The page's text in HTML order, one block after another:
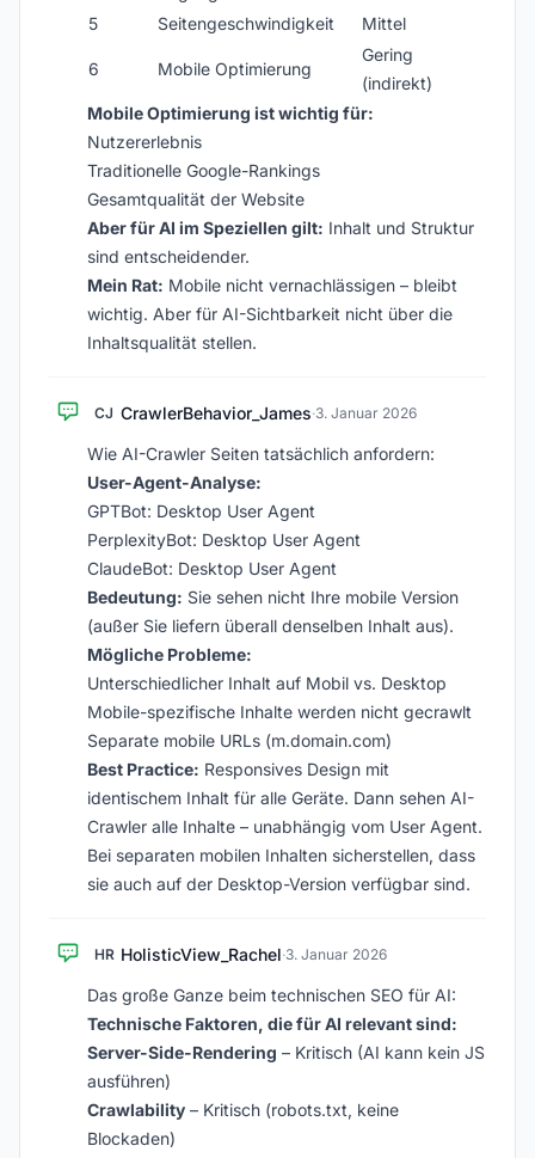
5
Seitengeschwindigkeit Mittel
6 Mobile Optimierung
Gering
(indirekt)
Mobile Optimierung ist wichtig für:
Nutzererlebnis
Traditionelle Google-Rankings
Gesamtqualität der Website
Aber für AI im Speziellen gilt: Inhalt und Struktur
sind entscheidender.
Mein Rat: Mobile nicht vernachlässigen – bleibt
wichtig. Aber für AI-Sichtbarkeit nicht über die
Inhaltsqualität stellen.
CJ CrawlerBehavior_James·3. Januar 2026
Wie AI-Crawler Seiten tatsächlich anfordern:
User-Agent-Analyse:
GPTBot: Desktop User Agent
PerplexityBot: Desktop User Agent
ClaudeBot: Desktop User Agent
Bedeutung: Sie sehen nicht Ihre mobile Version
(außer Sie liefern überall denselben Inhalt aus).
Mögliche Probleme:
Unterschiedlicher Inhalt auf Mobil vs. Desktop
Mobile-spezifische Inhalte werden nicht gecrawlt
Separate mobile URLs (m.domain.com)
Best Practice: Responsives Design mit
identischem Inhalt für alle Geräte. Dann sehen AI-
Crawler alle Inhalte – unabhängig vom User Agent.
Bei separaten mobilen Inhalten sicherstellen, dass
sie auch auf der Desktop-Version verfügbar sind.
HR HolisticView_Rachel·3. Januar 2026
Das große Ganze beim technischen SEO für AI:
Technische Faktoren, die für AI relevant sind:
Server-Side-Rendering – Kritisch (AI kann kein JS
ausführen)
Crawlability – Kritisch (robots.txt, keine
Blockaden)